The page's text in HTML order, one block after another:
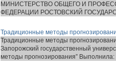
МИНИСТЕРСТВО ОБЩЕГО И
ФЕДЕРАЦИИ РОСТОВСКИЙ
Традиционные методы
Традиционные методы
Запорожский государственный
методы прогнозирования” Выполнила: